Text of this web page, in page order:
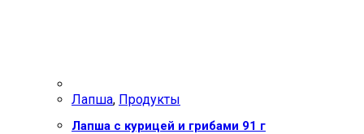
Лапша, Продукты
Лапша с курицей и грибами 91 г